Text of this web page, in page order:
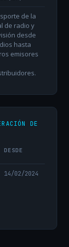
de la
de radio y
desde
hasta
emisores
DE
DESDE
14/02/2024